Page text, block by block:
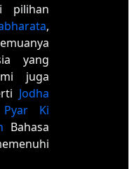
pilihan
,
yang
juga
Jodha
Pyar Ki
Bahasa